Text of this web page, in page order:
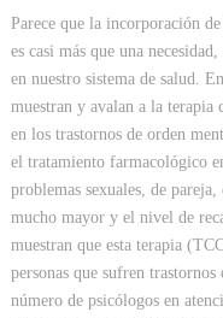
Parece que la incorporación
es casi más que una
en nuestro sistema de salud.
muestran y avalan a la
en los trastornos de orden
el tratamiento farmacológico
problemas sexuales, de
mucho mayor y el nivel de
muestran que esta terapia
personas que sufren
número de psicólogos en